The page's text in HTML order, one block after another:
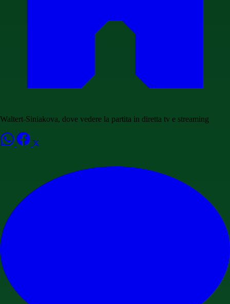
Waltert-Siniakova, dove vedere la partita in diretta tv e streaming